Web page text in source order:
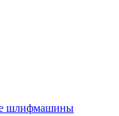
шлифмашины